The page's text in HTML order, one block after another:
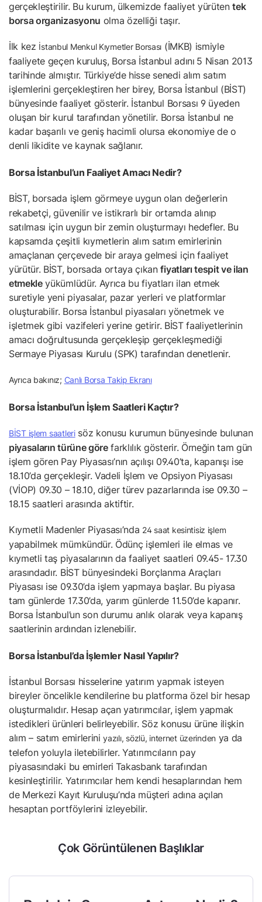
gerçekleştirilir. Bu kurum, ülkemizde faaliyet yürütentek
borsa organizasyonu olma özelliği taşır.
İlk kez İstanbul Menkul Kıymetler Borsası (İMKB) ismiyle
faaliyete geçen kuruluş, Borsa İstanbul adını 5 Nisan 2013
tarihinde almıştır. Türkiye’de hisse senedi alım satım
işlemlerini gerçekleştiren her birey, Borsa İstanbul (BİST)
bünyesinde faaliyet gösterir. İstanbul Borsası 9 üyeden
oluşan bir kurul tarafından yönetilir. Borsa İstanbul ne
kadar başarılı ve geniş hacimli olursa ekonomiye de o
denli likidite ve kaynak sağlanır.
Borsa İstanbul’un Faaliyet Amacı Nedir?
BİST, borsada işlem görmeye uygun olan değerlerin
rekabetçi, güvenilir ve istikrarlı bir ortamda alınıp
satılması için uygun bir zemin oluşturmayı hedefler. Bu
kapsamda çeşitli kıymetlerin alım satım emirlerinin
amaçlanan çerçevede bir araya gelmesi için faaliyet
yürütür. BİST, borsada ortaya çıkanfiyatları tespit ve ilan
etmekleyükümlüdür. Ayrıca bu fiyatları ilan etmek
suretiyle yeni piyasalar, pazar yerleri ve platformlar
oluşturabilir. Borsa İstanbul piyasaları yönetmek ve
işletmek gibi vazifeleri yerine getirir. BİST faaliyetlerinin
amacı doğrultusunda gerçekleşip gerçekleşmediği
Sermaye Piyasası Kurulu (SPK) tarafından denetlenir.
Ayrıca bakınız; Canlı Borsa Takip Ekranı
Borsa İstanbul’un İşlem Saatleri Kaçtır?
BİST işlem saatlerisöz konusu kurumun bünyesinde bulunan
piyasaların türüne görefarklılık gösterir. Örneğin tam gün
işlem gören Pay Piyasası’nın açılışı 09.40’ta, kapanışı ise
18.10’da gerçekleşir. Vadeli İşlem ve Opsiyon Piyasası
(VİOP) 09.30 – 18.10, diğer türev pazarlarında ise 09.30 –
18.15 saatleri arasında aktiftir.
Kıymetli Madenler Piyasası’nda 24 saat kesintisiz işlem
yapabilmek mümkündür. Ödünç işlemleri ile elmas ve
kıymetli taş piyasalarının da faaliyet saatleri 09.45- 17.30
arasındadır. BİST bünyesindeki Borçlanma Araçları
Piyasası ise 09.30’da işlem yapmaya başlar. Bu piyasa
tam günlerde 17.30’da, yarım günlerde 11.50’de kapanır.
Borsa İstanbul’un son durumu anlık olarak veya kapanış
saatlerinin ardından izlenebilir.
Borsa İstanbul’da İşlemler Nasıl Yapılır?
İstanbul Borsası hisselerine yatırım yapmak isteyen
bireyler öncelikle kendilerine bu platforma özel bir hesap
oluşturmalıdır. Hesap açan yatırımcılar, işlem yapmak
istedikleri ürünleri belirleyebilir. Söz konusu ürüne ilişkin
alım – satım emirleriniyazılı, sözlü, internet üzerinden ya da
telefon yoluyla iletebilirler. Yatırımcıların pay
piyasasındaki bu emirleri Takasbank tarafından
kesinleştirilir. Yatırımcılar hem kendi hesaplarından hem
de Merkezi Kayıt Kuruluşu’nda müşteri adına açılan
hesaptan portföylerini izleyebilir.
Çok Görüntülenen Başlıklar